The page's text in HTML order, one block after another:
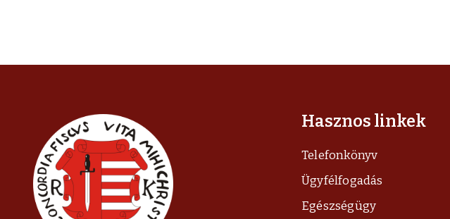
Hasznos linkek
Telefonkönyv
Ügyfélfogadás
Egészségügy